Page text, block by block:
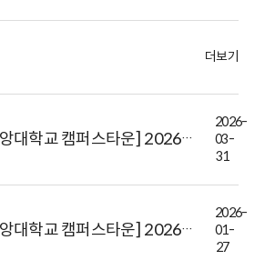
더보기
[중앙대학교 캠퍼스타운] 2026년 제12회 중앙대학교 캠퍼스타운 입주기업 선발 경진대회(~4/12)
2026-
03-
31
[중앙대학교 캠퍼스타운] 2026년 제11회 중앙대학교 캠퍼스타운 입주기업 선발 경진대회(~2/8)
2026-
01-
27